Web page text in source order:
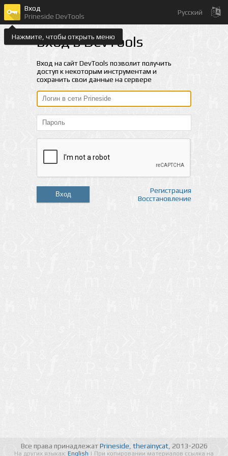
Нажмите, чтобы открыть меню
Вход
Prineside DevTools
Русский
Вход в DevTools
Вход на сайт DevTools позволит получить
доступ к некоторым инструментам и
сохранить свои данные на сервере
Вход
Регистрация
Восстановление
Все права принадлежатPrineside therainycat, 2013-2026
На других языках: English | При копировании материалов ссылка на